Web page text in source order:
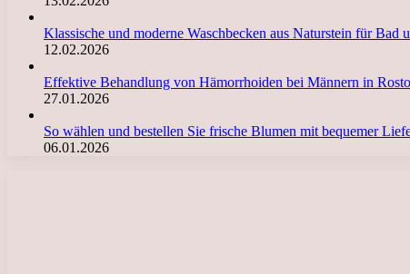
Klassische und moderne Waschbecken aus Naturstein für Bad
12.02.2026
Effektive Behandlung von Hämorrhoiden bei Männern in
27.01.2026
So wählen und bestellen Sie frische Blumen mit bequemer
06.01.2026